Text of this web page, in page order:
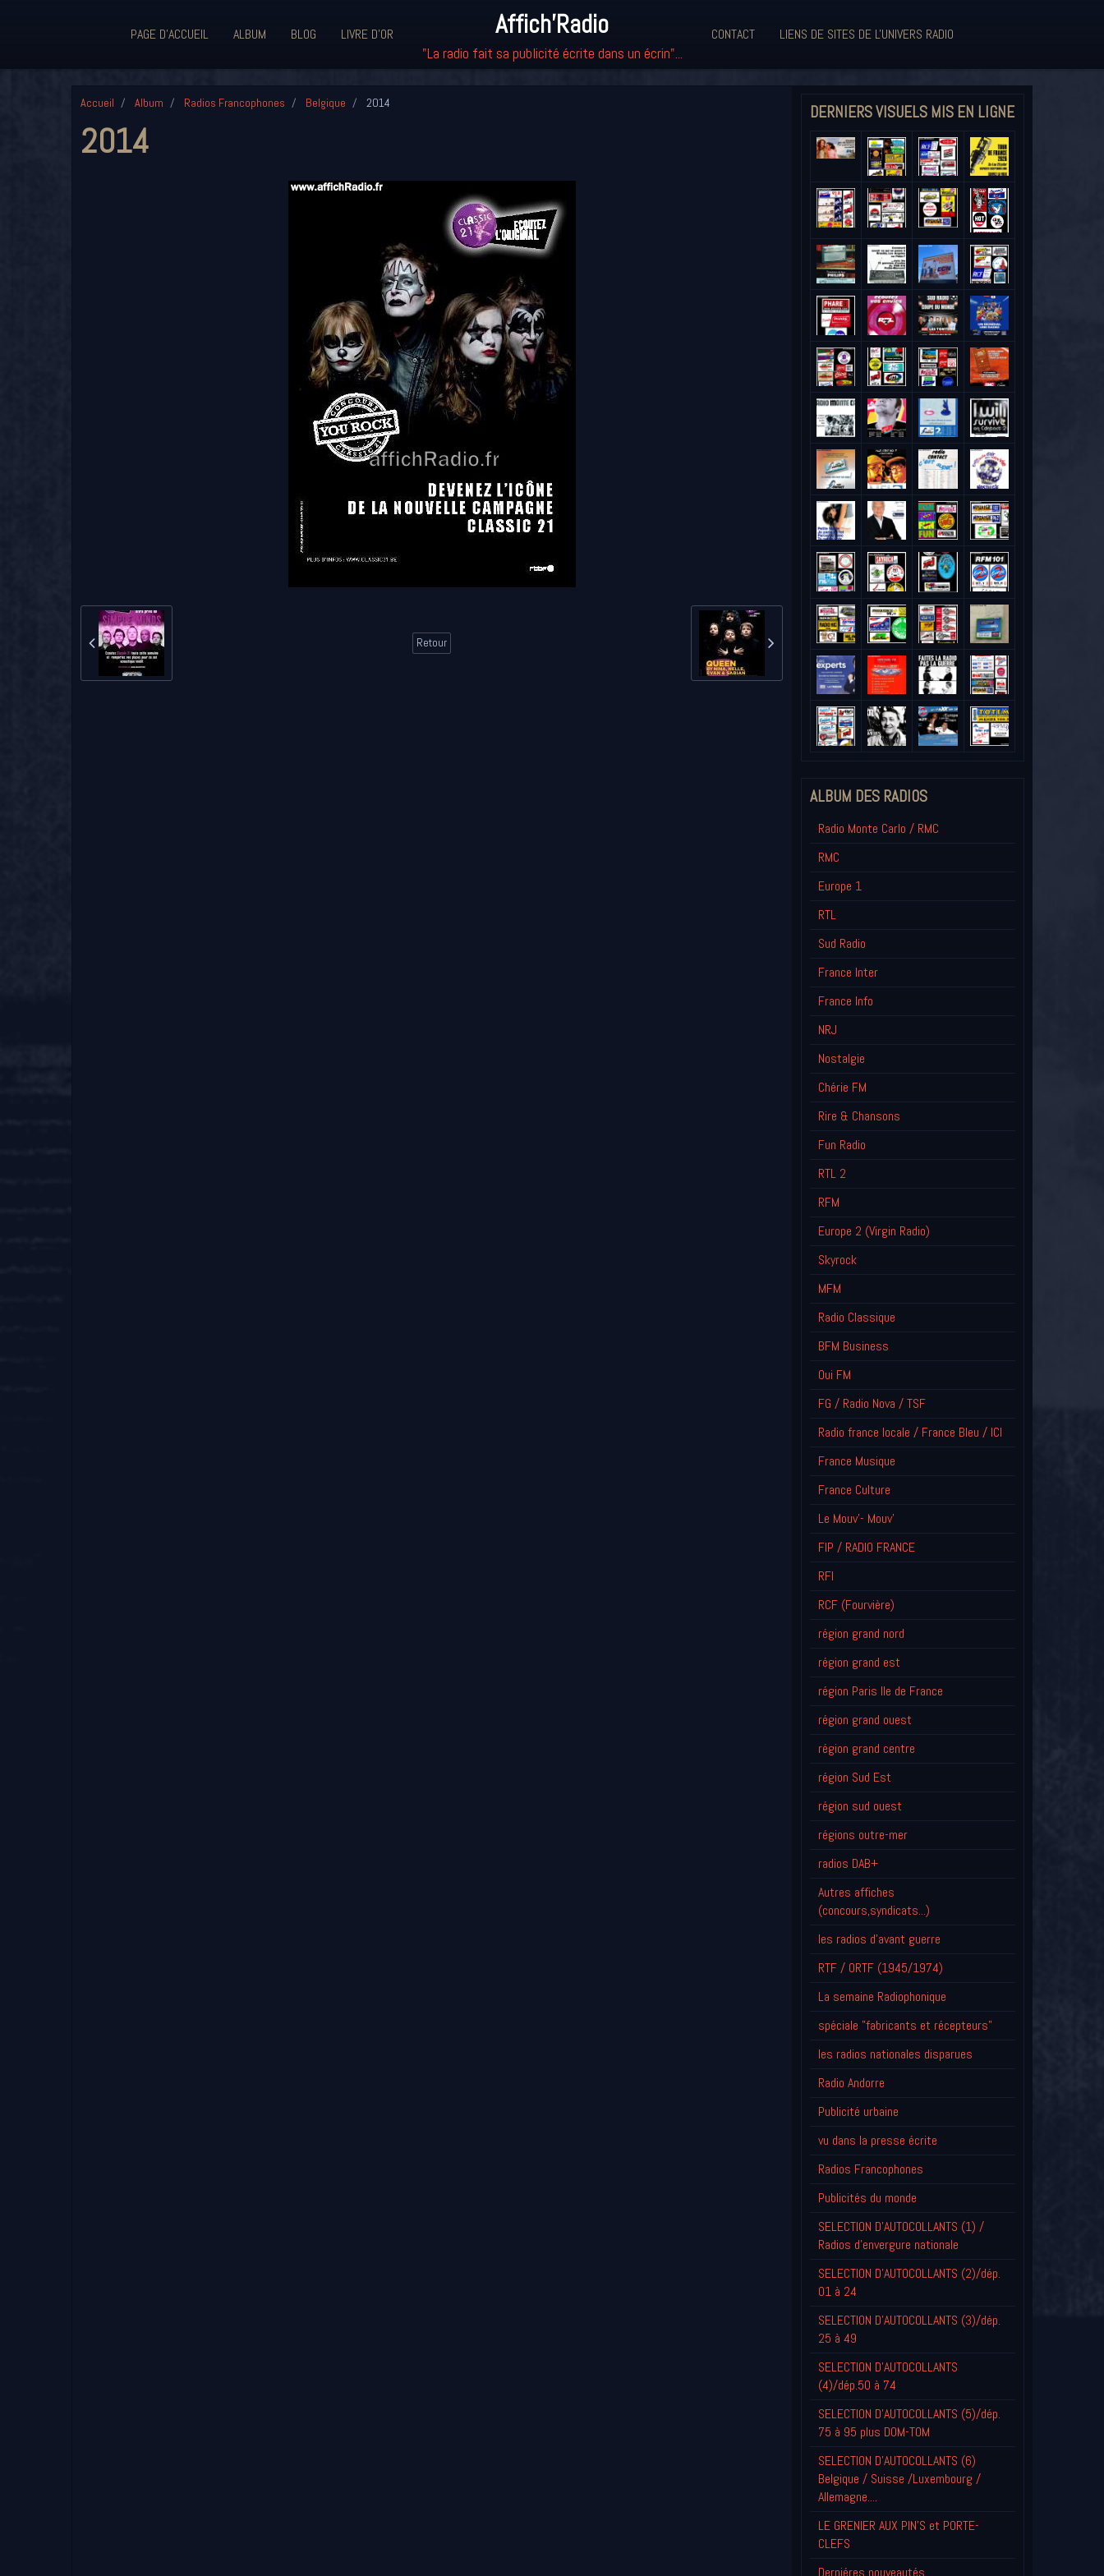
PAGE D'ACCUEIL ALBUM BLOG LIVRE D'OR Affich'Radio
"La radio fait sa publicité écrite dans un écrin"...
CONTACT LIENS DE SITES DE L'UNIVERS RADIO
Accueil Album Radios Francophones Belgique 2014
2014
Retour
DERNIERS VISUELS MIS EN LIGNE
ALBUM DES RADIOS
Radio Monte Carlo / RMC
RMC
Europe 1
RTL
Sud Radio
France Inter
France Info
NRJ
Nostalgie
Chérie FM
Rire & Chansons
Fun Radio
RTL 2
RFM
Europe 2 (Virgin Radio)
Skyrock
MFM
Radio Classique
BFM Business
Oui FM
FG / Radio Nova / TSF
Radio france locale / France Bleu / ICI
France Musique
France Culture
Le Mouv'- Mouv'
FIP / RADIO FRANCE
RFI
RCF (Fourvière)
région grand nord
région grand est
région Paris Ile de France
région grand ouest
région grand centre
région Sud Est
région sud ouest
régions outre-mer
radios DAB+
Autres affiches
(concours,syndicats...)
les radios d'avant guerre
RTF / ORTF (1945/1974)
La semaine Radiophonique
spéciale "fabricants et récepteurs"
les radios nationales disparues
Radio Andorre
Publicité urbaine
vu dans la presse écrite
Radios Francophones
Publicités du monde
SELECTION D'AUTOCOLLANTS (1) /
Radios d'envergure nationale
SELECTION D'AUTOCOLLANTS (2)/dép.
01 à 24
SELECTION D'AUTOCOLLANTS (3)/dép.
25 à 49
SELECTION D'AUTOCOLLANTS
(4)/dép.50 à 74
SELECTION D'AUTOCOLLANTS (5)/dép.
75 à 95 plus DOM-TOM
SELECTION D'AUTOCOLLANTS (6)
Belgique / Suisse /Luxembourg /
Allemagne....
LE GRENIER AUX PIN'S et PORTE-
CLEFS
Derniéres nouveautés